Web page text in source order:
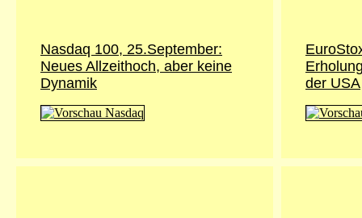
Nasdaq 100, 25.September:
Neues Allzeithoch, aber keine
Dynamik
der USA